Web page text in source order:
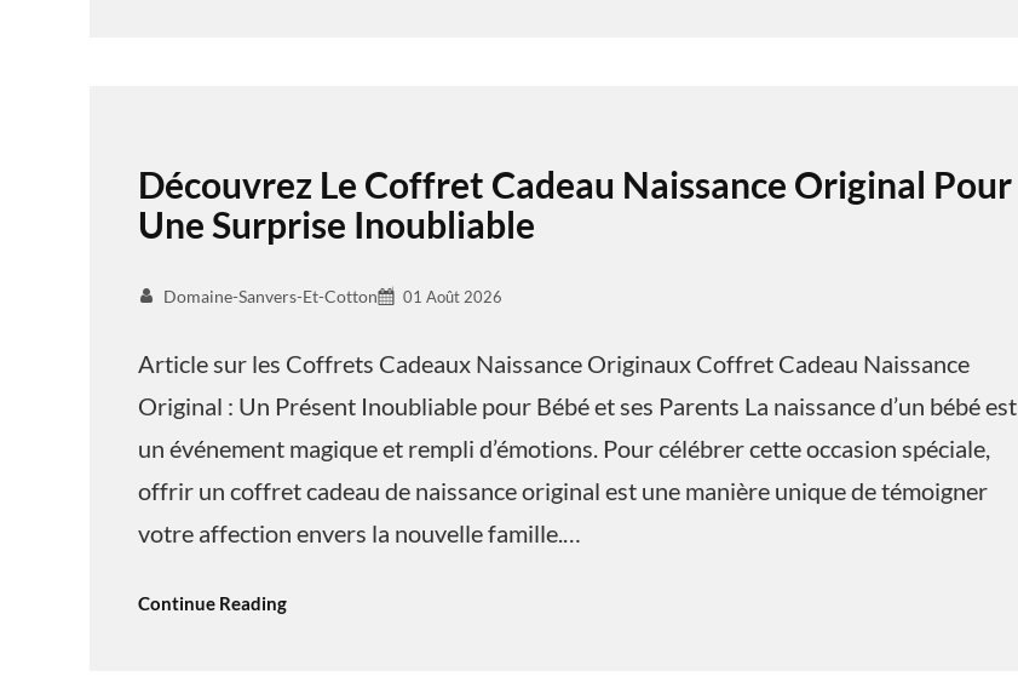
Découvrez Le Coffret Cadeau Naissance Original Pour
Une Surprise Inoubliable
Domaine-Sanvers-Et-Cotton 01 Août 2026
Article sur les Coffrets Cadeaux Naissance Originaux Coffret Cadeau Naissance
Original : Un Présent Inoubliable pour Bébé et ses Parents La naissance d’un bébé est
un événement magique et rempli d’émotions. Pour célébrer cette occasion spéciale,
offrir un coffret cadeau de naissance original est une manière unique de témoigner
votre affection envers la nouvelle famille.…
Continue Reading